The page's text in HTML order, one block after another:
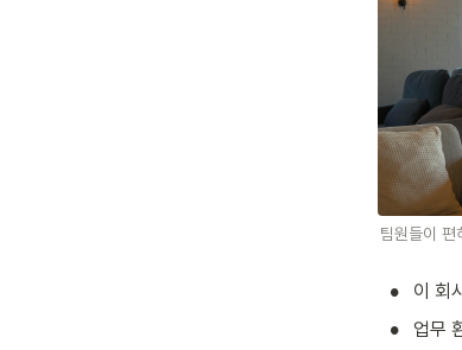
팀원들이 편
• 이 회
• 업무